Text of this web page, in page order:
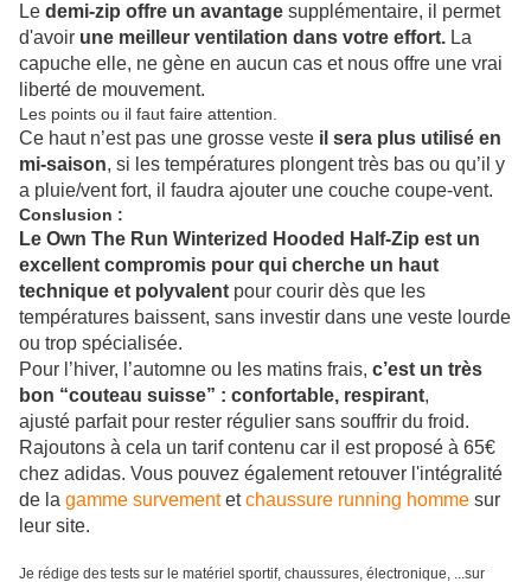
Le demi-zip offre un avantage supplémentaire, il permet
d'avoir une meilleur ventilation dans votre effort. La
capuche elle, ne gène en aucun cas et nous offre une vrai
liberté de mouvement.
Les points ou il faut faire attention.
Ce haut n’est pas une grosse veste il sera plus utilisé en
mi-saison, si les températures plongent très bas ou qu’il y
a pluie/vent fort, il faudra ajouter une couche coupe-vent.
Conslusion :
Le Own The Run Winterized Hooded Half-Zip est un
excellent compromis pour qui cherche un haut
technique et polyvalent pour courir dès que les
températures baissent, sans investir dans une veste lourde
ou trop spécialisée.
Pour l’hiver, l’automne ou les matins frais, c’est un très
bon “couteau suisse” : confortable, respirant,
ajusté parfait pour rester régulier sans souffrir du froid.
Rajoutons à cela un tarif contenu car il est proposé à 65€
chez adidas. Vous pouvez également retouver l'intégralité
de la gamme survementetchaussure running homme sur
leur site.
Je rédige des tests sur le matériel sportif, chaussures, électronique, ...sur